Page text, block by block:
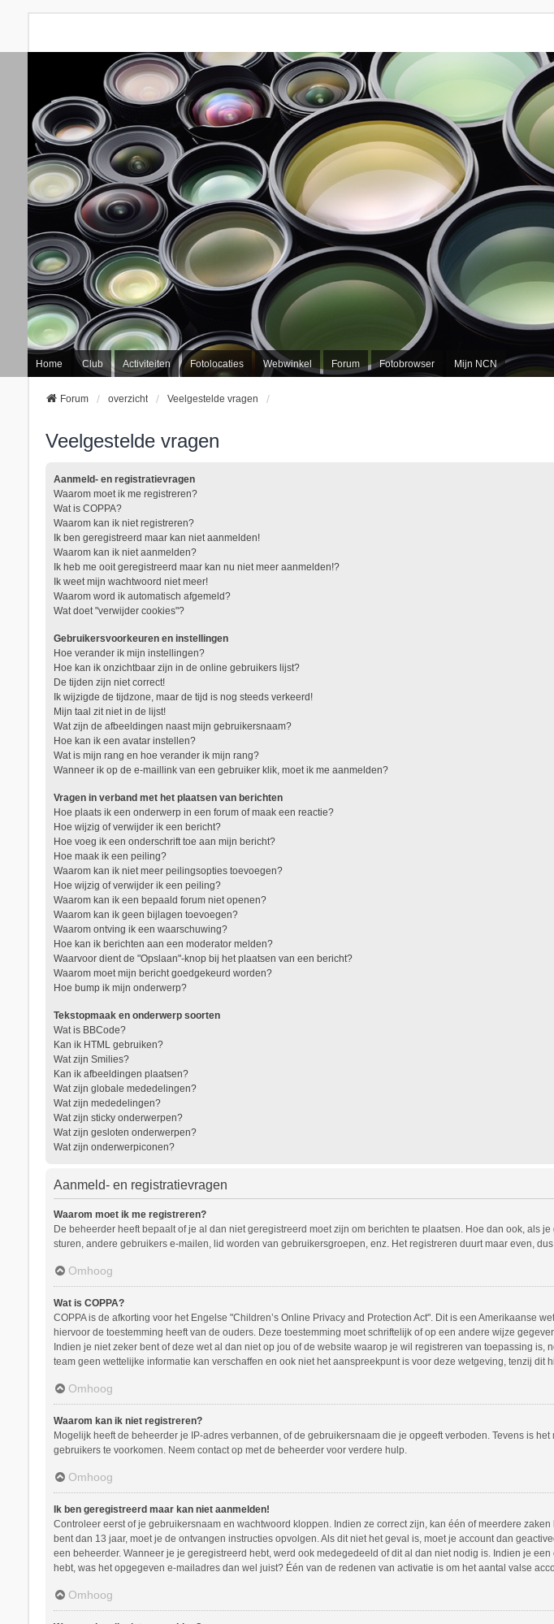
Home Club Activiteiten Fotolocaties Webwinkel Forum Fotobrowser Mijn NCN
Forum overzicht Veelgestelde vragen
Veelgestelde vragen
Aanmeld- en registratievragen
Waarom moet ik me registreren?
Wat is COPPA?
Waarom kan ik niet registreren?
Ik ben geregistreerd maar kan niet aanmelden!
Waarom kan ik niet aanmelden?
Ik heb me ooit geregistreerd maar kan nu niet meer aanmelden!?
Ik weet mijn wachtwoord niet meer!
Waarom word ik automatisch afgemeld?
Wat doet "verwijder cookies"?
Gebruikersvoorkeuren en instellingen
Hoe verander ik mijn instellingen?
Hoe kan ik onzichtbaar zijn in de online gebruikers lijst?
De tijden zijn niet correct!
Ik wijzigde de tijdzone, maar de tijd is nog steeds verkeerd!
Mijn taal zit niet in de lijst!
Wat zijn de afbeeldingen naast mijn gebruikersnaam?
Hoe kan ik een avatar instellen?
Wat is mijn rang en hoe verander ik mijn rang?
Wanneer ik op de e-maillink van een gebruiker klik, moet ik me aanmelden?
Vragen in verband met het plaatsen van berichten
Hoe plaats ik een onderwerp in een forum of maak een reactie?
Hoe wijzig of verwijder ik een bericht?
Hoe voeg ik een onderschrift toe aan mijn bericht?
Hoe maak ik een peiling?
Waarom kan ik niet meer peilingsopties toevoegen?
Hoe wijzig of verwijder ik een peiling?
Waarom kan ik een bepaald forum niet openen?
Waarom kan ik geen bijlagen toevoegen?
Waarom ontving ik een waarschuwing?
Hoe kan ik berichten aan een moderator melden?
Waarvoor dient de "Opslaan"-knop bij het plaatsen van een bericht?
Waarom moet mijn bericht goedgekeurd worden?
Hoe bump ik mijn onderwerp?
Tekstopmaak en onderwerp soorten
Wat is BBCode?
Kan ik HTML gebruiken?
Wat zijn Smilies?
Kan ik afbeeldingen plaatsen?
Wat zijn globale mededelingen?
Wat zijn mededelingen?
Wat zijn sticky onderwerpen?
Wat zijn gesloten onderwerpen?
Wat zijn onderwerpiconen?
Aanmeld- en registratievragen
Waarom moet ik me registreren?
De beheerder heeft bepaalt of je al dan niet geregistreerd moet zijn om berichten te plaatsen. Hoe dan ook,
sturen, andere gebruikers e-mailen, lid worden van gebruikersgroepen, enz. Het registreren duurt maar even,
Omhoog
Wat is COPPA?
COPPA is de afkorting voor het Engelse "Children’s Online Privacy and Protection Act". Dit is een
hiervoor de toestemming heeft van de ouders. Deze toestemming moet schriftelijk of op een andere wijze
Indien je niet zeker bent of deze wet al dan niet op jou of de website waarop je wil registreren van toepassing
team geen wettelijke informatie kan verschaffen en ook niet het aanspreekpunt is voor deze wetgeving, tenzij dit
Omhoog
Waarom kan ik niet registreren?
Mogelijk heeft de beheerder je IP-adres verbannen, of de gebruikersnaam die je opgeeft verboden. Tevens is
gebruikers te voorkomen. Neem contact op met de beheerder voor verdere hulp.
Omhoog
Ik ben geregistreerd maar kan niet aanmelden!
Controleer eerst of je gebruikersnaam en wachtwoord kloppen. Indien ze correct zijn, kan één of meerdere
bent dan 13 jaar, moet je de ontvangen instructies opvolgen. Als dit niet het geval is, moet je account dan
een beheerder. Wanneer je je geregistreerd hebt, werd ook medegedeeld of dit al dan niet nodig is. Indien je
hebt, was het opgegeven e-mailadres dan wel juist? Één van de redenen van activatie is om het aantal valse
Omhoog